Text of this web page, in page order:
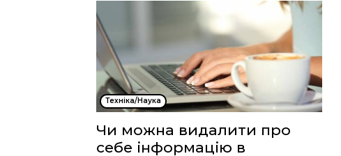
Техніка/Наука
Чи можна видалити про
себе інформацію в